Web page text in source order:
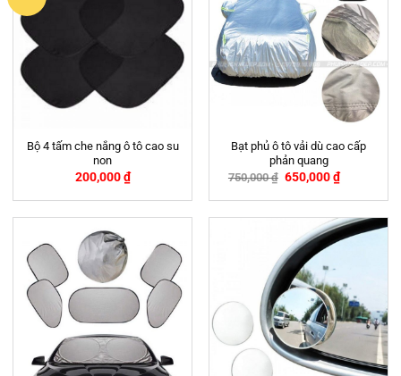
Bộ 4 tấm che nắng ô tô cao su
non
200,000₫
Bạt phủ ô tô vải dù cao cấp
phản quang
750,000₫ 650,000₫